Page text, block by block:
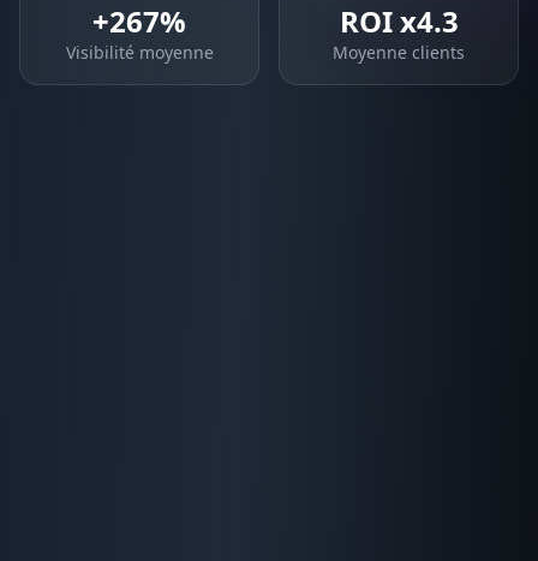
+267%
Visibilité moyenne
ROI x4.3
Moyenne clients